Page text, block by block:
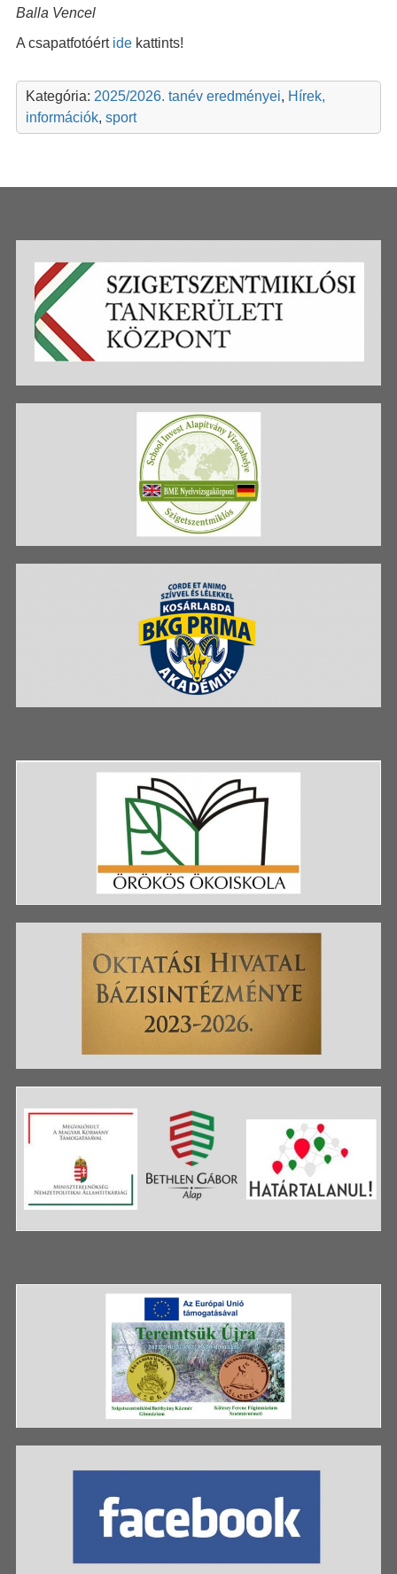
Balla Vencel
A csapatfotóért idekattints!
Kategória: 2025/2026. tanév eredményei, Hírek,
információk, sport